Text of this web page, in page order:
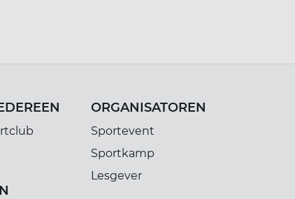
ORGANISATOREN
Sportevent
Sportkamp
Lesgever